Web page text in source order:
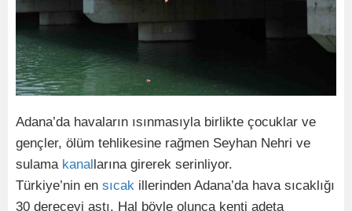
Adana’da havaların ısınmasıyla birlikte çocuklar ve
gençler, ölüm tehlikesine rağmen Seyhan Nehri ve
sulama kanallarına girerek serinliyor.
Türkiye’nin en sıcak illerinden Adana’da hava sıcaklığı
30 dereceyi aştı. Hal böyle olunca kenti adeta